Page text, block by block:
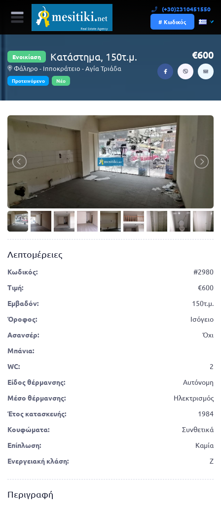
(+30)2310451550
# Κωδικός
Ενοικίαση Κατάστημα, 150τ.μ.
Φάληρο - Ιπποκράτειο - Αγία Τριάδα
Προτεινόμενο Νέο
600
Λεπτομέρειες
Κωδικός:
#2980
Τιμή:
600
Εμβαδόν:
150τ.μ.
Όροφος:
Ισόγειο
Ασανσέρ:
Όχι
Μπάνια:
WC:
2
Είδος θέρμανσης:
Αυτόνομη
Μέσο θέρμανσης:
Ηλεκτρισμός
Έτος κατασκευής:
1984
Κουφώματα:
Συνθετικά
Επίπλωση:
Καμία
Ενεργειακή κλάση:
Ζ
Περιγραφή